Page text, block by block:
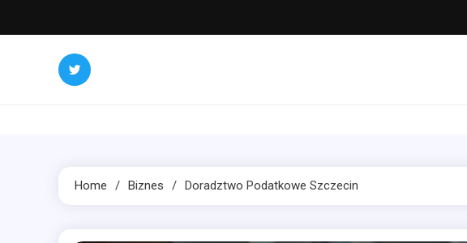
to
Home Biznes Doradztwo Podatkowe Szczecin